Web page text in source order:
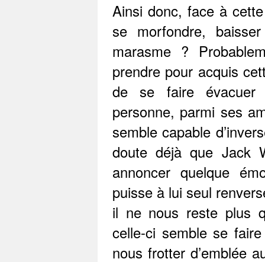
Ainsi donc, face à
se morfondre,
marasme ?
prendre pour acquis
de se faire évacuer
personne, parmi ses
semble capable
doute déjà que Jack
annoncer quelque
puisse à lui seul
il ne nous reste plus
celle-ci semble se
nous frotter d’emblée